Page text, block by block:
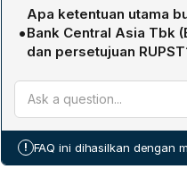
yang dibeli akan dicatat
depan untuk pengelolaan
BBHI melanjutkan
yang belum terpakai dari
hingga 29 April bertujuan
kinerja fundamental,
mendukung pertumbuhan
alokasi internal yang
•
Apa ketentuan utama
Bank Central Asia Tbk
dan persetujuan
BBCA menyiapkan dana
melebihi 10 % dari modal
dijaga minimal 7,5 %.
12 bulan sejak disetujui.
! FAQ ini dihasilkan dengan